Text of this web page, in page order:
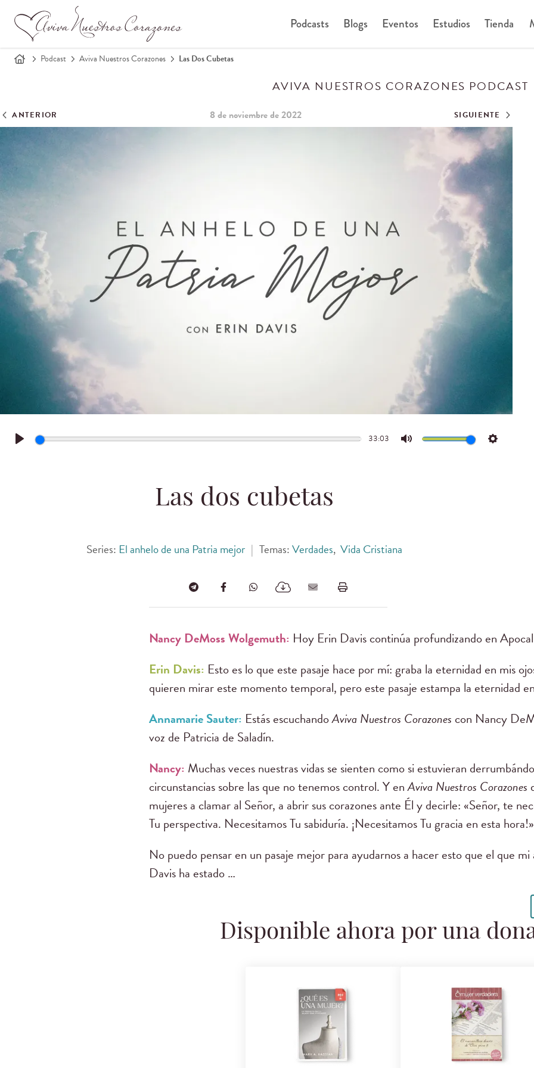
Podcasts Blogs Eventos Estudios Tienda
Podcast Aviva Nuestros Corazones Las Dos Cubetas
AVIVA NUESTROS CORAZONES PODCAST
ANTERIOR 8 de noviembre de 2022 SIGUIENTE
Play
33:03
Mute Settings
Las dos cubetas
Series: El anhelo de una Patria mejor | Temas:Verdades, Vida Cristiana
Nancy DeMoss Wolgemuth: Hoy Erin Davis continúa profundizando en
Erin Davis: Esto es lo que este pasaje hace por mí: graba la eternidad en mis
quieren mirar este momento temporal, pero este pasaje estampa la eternidad
Annamarie Sauter: Estás escuchandoAviva Nuestros Corazones con Nancy
voz de Patricia de Saladín.
Nancy: Muchas veces nuestras vidas se sienten como si estuvieran
circunstancias sobre las que no tenemos control. Y enAviva Nuestros Corazones
mujeres a clamar al Señor, a abrir sus corazones ante Él y decirle: «Señor, te
Tu perspectiva. Necesitamos Tu sabiduría. ¡Necesitamos Tu gracia en esta hora!»
No puedo pensar en un pasaje mejor para ayudarnos a hacer esto que el que
Davis ha estado …
Disponible ahora por una